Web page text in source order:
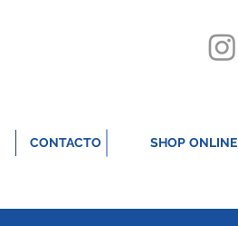
CONTACTO SHOP ONLINE